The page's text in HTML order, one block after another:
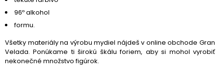
96º alkohol
formu.
Všetky materiály na výrobu mydiel nájdeš v online obchode Gran
Velada. Ponúkame ti širokú škálu foriem, aby si mohol vyrobiť
nekonečné množstvo figúrok.